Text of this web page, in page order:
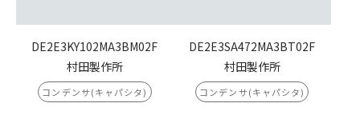
DE2E3KY102MA3BM02F
村田製作所
コンデンサ(キャパシタ)
DE2E3SA472MA3BT02F
村田製作所
コンデンサ(キャパシタ)